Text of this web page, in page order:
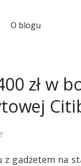
O blogu
zł w
z gadżetem na